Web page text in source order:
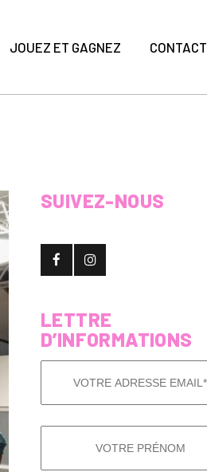
JOUEZ ET GAGNEZ CONTACT
SUIVEZ-NOUS
LETTRE
D’INFORMATIONS